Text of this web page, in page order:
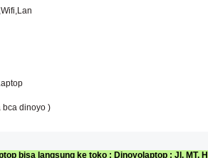
bca dinoyo )
bisa langsung ke toko : Dinoyolaptop : Jl. MT.